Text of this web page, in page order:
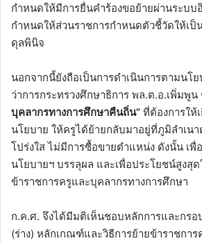
กำหนดให้มีการยื่นคำร้องขอย้ายผ่านระบบ
กำหนดให้ส่วนราชการกำหนดตัวชี้วัดให้เป็
ดุลพินิจ
นอกจากนี้ยังถือเป็นการดำเนินการตามนโ
ว่าการกระทรวงศึกษาธิการ พล.ต.อ.เพิ่มพูน
บุคลากรทางการศึกษาคืนถิ่น” ที่ต้องการให้
นโยบาย ให้ครูได้ย้ายกลับมาอยู่ที่ภูมิลำเน
โปร่งใส ไม่มีการซื้อขายตำแหน่ง ดังนั้น เพื่
นโยบายฯ บรรลุผล และเพื่อประโยชน์สูงสุด
ข้าราชการครูและบุคลากรทางการศึกษา
ก.ค.ศ. จึงได้มีมติเห็นชอบหลักการและกร
(ร่าง) หลักเกณฑ์และวิธีการย้ายข้าราชกา